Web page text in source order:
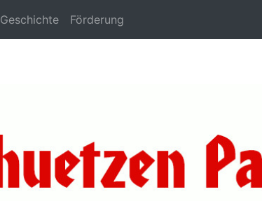
Geschichte Förderung